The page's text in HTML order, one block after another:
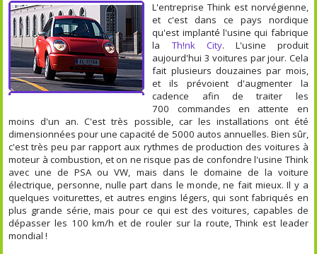
L'entreprise Think est norvégienne,
et c'est dans ce pays nordique
qu'est implanté l'usine qui fabrique
la Th!nk City. L'usine produit
aujourd'hui 3 voitures par jour. Cela
fait plusieurs douzaines par mois,
et ils prévoient d'augmenter la
cadence afin de traiter les
700 commandes en attente en
moins d'un an. C'est très possible, car les installations ont été
dimensionnées pour une capacité de 5000 autos annuelles. Bien sûr,
c'est très peu par rapport aux rythmes de production des voitures à
moteur à combustion, et on ne risque pas de confondre l'usine Think
avec une de PSA ou VW, mais dans le domaine de la voiture
électrique, personne, nulle part dans le monde, ne fait mieux. Il y a
quelques voiturettes, et autres engins légers, qui sont fabriqués en
plus grande série, mais pour ce qui est des voitures, capables de
dépasser les 100 km/h et de rouler sur la route, Think est leader
mondial !